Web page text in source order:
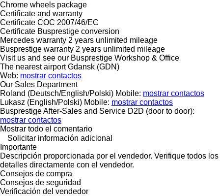
Chrome wheels package
Certificate and warranty
Certificate COC 2007/46/EC
Certificate Busprestige conversion
Mercedes warranty 2 years unlimited mileage
Busprestige warranty 2 years unlimited mileage
Visit us and see our Busprestige Workshop & Office
The nearest airport Gdansk (GDN)
Web: mostrar contactos
Our Sales Department
Roland (Deutsch/English/Polski) Mobile: mostrar contactos
Lukasz (English/Polski) Mobile: mostrar contactos
Busprestige After-Sales and Service D2D (door to door):
mostrar contactos
Mostrar todo el comentario
Solicitar información adicional
Importante
Descripción proporcionada por el vendedor. Verifique todos los
detalles directamente con el vendedor.
Consejos de compra
Consejos de seguridad
Verificación del vendedor